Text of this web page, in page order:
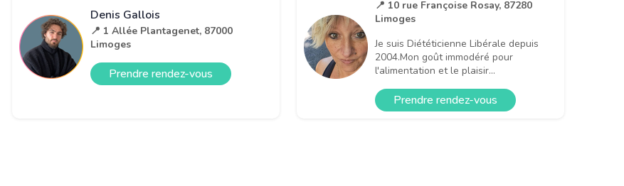
Denis Gallois
📍 1 Allée Plantagenet, 87000
Limoges
Prendre rendez-vous
📍 10 rue Françoise Rosay, 87280
Limoges
Je suis Diététicienne Libérale depuis
2004.Mon goût immodéré pour
l'alimentation et le plaisir...
Prendre rendez-vous